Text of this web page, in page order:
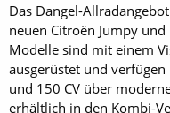
Das Dangel-
neuen Citroën Jumpy
Modelle sind mit einem
ausgerüstet und
und 150 CV über
erhältlich in den Kombi-